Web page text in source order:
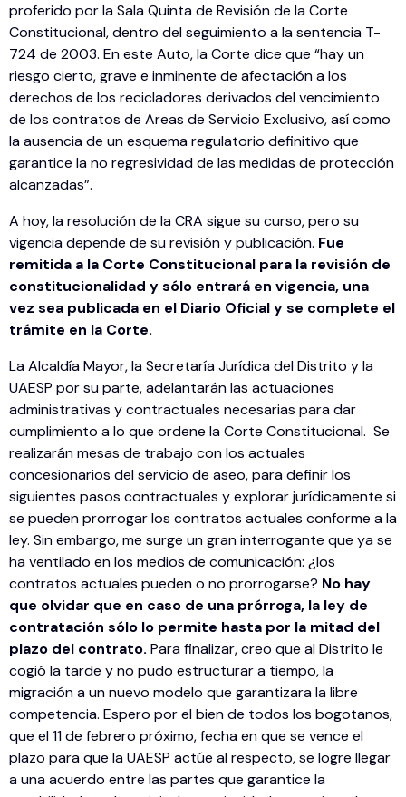
proferido por la Sala Quinta de Revisión de la Corte
Constitucional, dentro del seguimiento a la sentencia T-
724 de 2003. En este Auto, la Corte dice que “hay un
riesgo cierto, grave e inminente de afectación a los
derechos de los recicladores derivados del vencimiento
de los contratos de Areas de Servicio Exclusivo, así como
la ausencia de un esquema regulatorio definitivo que
garantice la no regresividad de las medidas de protección
alcanzadas”.
A hoy, la resolución de la CRA sigue su curso, pero su
vigencia depende de su revisión y publicación. Fue
remitida a la Corte Constitucional para la revisión de
constitucionalidad y sólo entrará en vigencia, una
vez sea publicada en el Diario Oficial y se complete el
trámite en la Corte.
La Alcaldía Mayor, la Secretaría Jurídica del Distrito y la
UAESP por su parte, adelantarán las actuaciones
administrativas y contractuales necesarias para dar
cumplimiento a lo que ordene la Corte Constitucional. Se
realizarán mesas de trabajo con los actuales
concesionarios del servicio de aseo, para definir los
siguientes pasos contractuales y explorar jurídicamente si
se pueden prorrogar los contratos actuales conforme a la
ley. Sin embargo, me surge un gran interrogante que ya se
ha ventilado en los medios de comunicación: ¿los
contratos actuales pueden o no prorrogarse? No hay
que olvidar que en caso de una prórroga, la ley de
contratación sólo lo permite hasta por la mitad del
plazo del contrato. Para finalizar, creo que al Distrito le
cogió la tarde y no pudo estructurar a tiempo, la
migración a un nuevo modelo que garantizara la libre
competencia. Espero por el bien de todos los bogotanos,
que el 11 de febrero próximo, fecha en que se vence el
plazo para que la UAESP actúe al respecto, se logre llegar
a una acuerdo entre las partes que garantice la